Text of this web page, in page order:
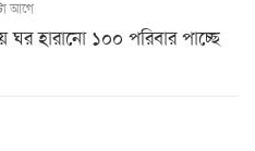
আগে
ঘর হারানো ১০০ পরিবার পাচ্ছে